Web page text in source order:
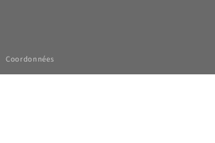
Coordonnées